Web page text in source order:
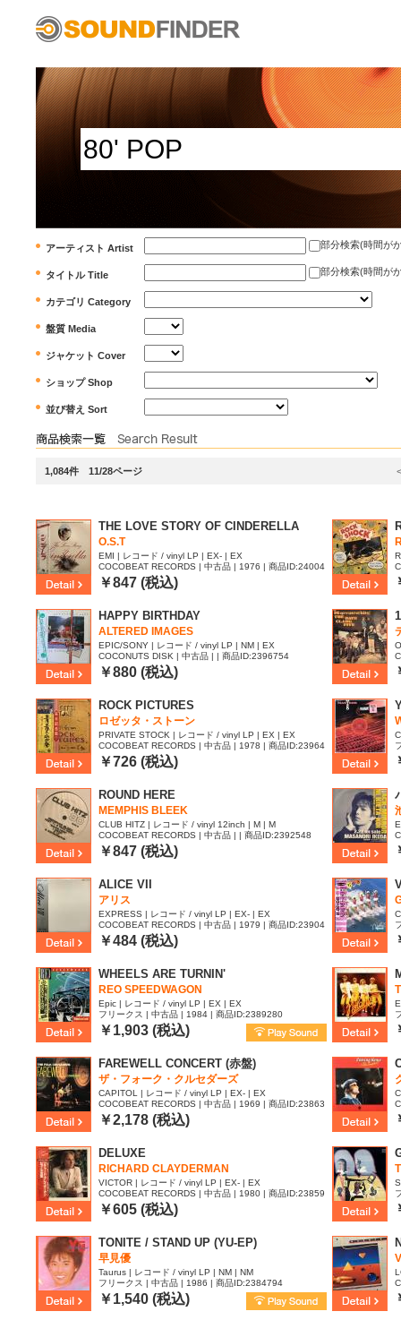
アーティスト Artist 部分検索(時間が
タイトル Title 部分検索(時間が
カテゴリ Category
盤質 Media
ジャケット Cover
ショップ Shop
並び替え Sort
1,084件 11/28ページ
THE LOVE STORY OF CINDERELLA
O.S.T
EMI | レコード / vinyl LP | EX- | EX
COCOBEAT RECORDS | 中古品 | 1976 | 商品ID:24004
23
￥847 (税込)
HAPPY BIRTHDAY
ALTERED IMAGES
EPIC/SONY | レコード / vinyl LP | NM | EX
COCONUTS DISK | 中古品 | | 商品ID:2396754
￥880 (税込)
ROCK PICTURES
ロゼッタ・ストーン
PRIVATE STOCK | レコード / vinyl LP | EX | EX
COCOBEAT RECORDS | 中古品 | 1978 | 商品ID:23964
93
￥726 (税込)
ROUND HERE
MEMPHIS BLEEK
CLUB HITZ | レコード / vinyl 12inch | M | M
COCOBEAT RECORDS | 中古品 | | 商品ID:2392548
￥847 (税込)
ALICE VII
アリス
EXPRESS | レコード / vinyl LP | EX- | EX
COCOBEAT RECORDS | 中古品 | 1979 | 商品ID:23904
16
￥484 (税込)
WHEELS ARE TURNIN'
REO SPEEDWAGON
Epic | レコード / vinyl LP | EX | EX
フリークス | 中古品 | 1984 | 商品ID:2389280
￥1,903 (税込)
FAREWELL CONCERT (赤盤)
ザ・フォーク・クルセダーズ
CAPITOL | レコード / vinyl LP | EX- | EX
COCOBEAT RECORDS | 中古品 | 1969 | 商品ID:23863
45
￥2,178 (税込)
DELUXE
RICHARD CLAYDERMAN
VICTOR | レコード / vinyl LP | EX- | EX
COCOBEAT RECORDS | 中古品 | 1980 | 商品ID:23859
19
￥605 (税込)
TONITE / STAND UP (YU-EP)
早見優
Taurus | レコード / vinyl LP | NM | NM
フリークス | 中古品 | 1986 | 商品ID:2384794
￥1,540 (税込)